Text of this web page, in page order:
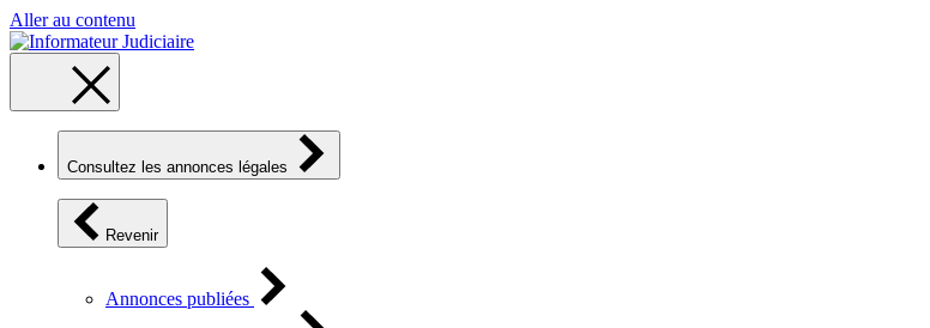
Aller au contenu
Consultez les annonces légales
Revenir
Annonces publiées